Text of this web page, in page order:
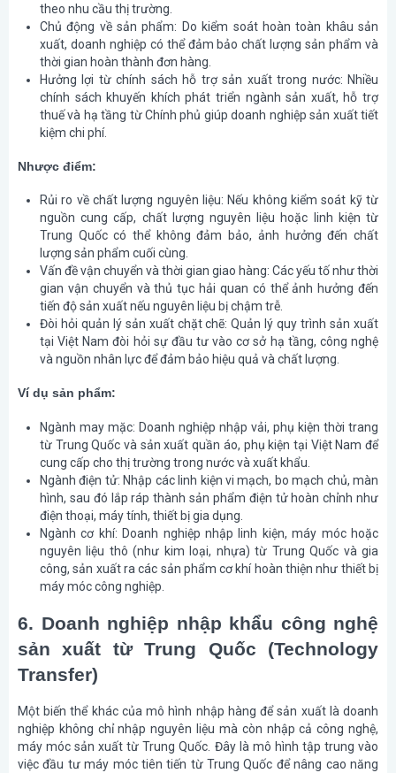
theo nhu cầu thị trường.
Chủ động về sản phẩm: Do kiểm soát hoàn toàn khâu sản
xuất, doanh nghiệp có thể đảm bảo chất lượng sản phẩm và
thời gian hoàn thành đơn hàng.
Hưởng lợi từ chính sách hỗ trợ sản xuất trong nước: Nhiều
chính sách khuyến khích phát triển ngành sản xuất, hỗ trợ
thuế và hạ tầng từ Chính phủ giúp doanh nghiệp sản xuất tiết
kiệm chi phí.
Nhược điểm:
Rủi ro về chất lượng nguyên liệu: Nếu không kiểm soát kỹ từ
nguồn cung cấp, chất lượng nguyên liệu hoặc linh kiện từ
Trung Quốc có thể không đảm bảo, ảnh hưởng đến chất
lượng sản phẩm cuối cùng.
Vấn đề vận chuyển và thời gian giao hàng: Các yếu tố như thời
gian vận chuyển và thủ tục hải quan có thể ảnh hưởng đến
tiến độ sản xuất nếu nguyên liệu bị chậm trễ.
Đòi hỏi quản lý sản xuất chặt chẽ: Quản lý quy trình sản xuất
tại Việt Nam đòi hỏi sự đầu tư vào cơ sở hạ tầng, công nghệ
và nguồn nhân lực để đảm bảo hiệu quả và chất lượng.
Ví dụ sản phẩm:
Ngành may mặc: Doanh nghiệp nhập vải, phụ kiện thời trang
từ Trung Quốc và sản xuất quần áo, phụ kiện tại Việt Nam để
cung cấp cho thị trường trong nước và xuất khẩu.
Ngành điện tử: Nhập các linh kiện vi mạch, bo mạch chủ, màn
hình, sau đó lắp ráp thành sản phẩm điện tử hoàn chỉnh như
điện thoại, máy tính, thiết bị gia dụng.
Ngành cơ khí: Doanh nghiệp nhập linh kiện, máy móc hoặc
nguyên liệu thô (như kim loại, nhựa) từ Trung Quốc và gia
công, sản xuất ra các sản phẩm cơ khí hoàn thiện như thiết bị
máy móc công nghiệp.
6. Doanh nghiệp nhập khẩu công nghệ
sản xuất từ Trung Quốc (Technology
Transfer)
Một biến thể khác của mô hình nhập hàng để sản xuất là doanh
nghiệp không chỉ nhập nguyên liệu mà còn nhập cả công nghệ,
máy móc sản xuất từ Trung Quốc. Đây là mô hình tập trung vào
việc đầu tư máy móc tiên tiến từ Trung Quốc để nâng cao năng